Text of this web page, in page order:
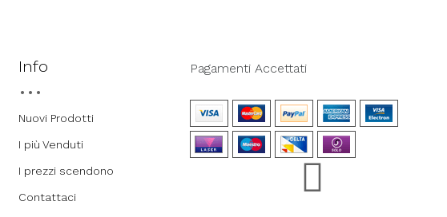
Info
Nuovi Prodotti
I più Venduti
I prezzi scendono
Contattaci
Pagamenti Accettati